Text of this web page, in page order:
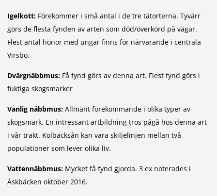
Igelkott: Förekommer i små antal i de tre tätorterna. Tyvärr
görs de flesta fynden av arten som död/överkörd på vägar.
Flest antal honor med ungar finns för närvarande i centrala
Virsbo.
Dvärgnäbbmus:Få fynd görs av denna art. Flest fynd görs i
fuktiga skogsmarker
Vanlig näbbmus:Allmänt förekommande i olika typer av
skogsmark. En intressant artbildning tros pågå hos denna art
i vår trakt. Kolbäcksån kan vara skiljelinjen mellan två
populationer som lever olika liv.
Vattennäbbmus: Mycket få fynd gjorda. 3 ex noterades i
Åskbäcken oktober 2016.